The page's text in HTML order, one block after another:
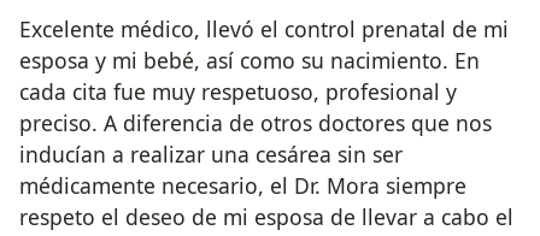
Excelente médico, llevó el control prenatal de mi
esposa y mi bebé, así como su nacimiento. En
cada cita fue muy respetuoso, profesional y
preciso. A diferencia de otros doctores que nos
inducían a realizar una cesárea sin ser
médicamente necesario, el Dr. Mora siempre
respeto el deseo de mi esposa de llevar a cabo el